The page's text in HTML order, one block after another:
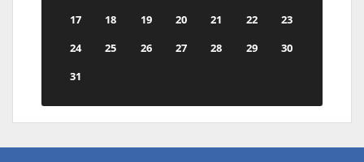
17
18 19 20 21 22
23
24
25 26 27 28 29
30
31